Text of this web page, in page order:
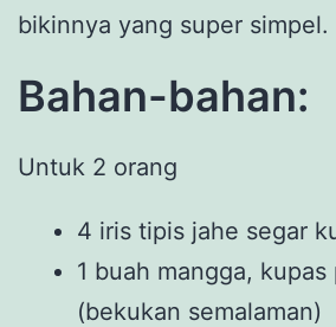
bikinnya yang super simpel.
Bahan-bahan:
Untuk 2 orang
4 iris tipis jahe segar
1 buah mangga,
(bekukan semalaman)